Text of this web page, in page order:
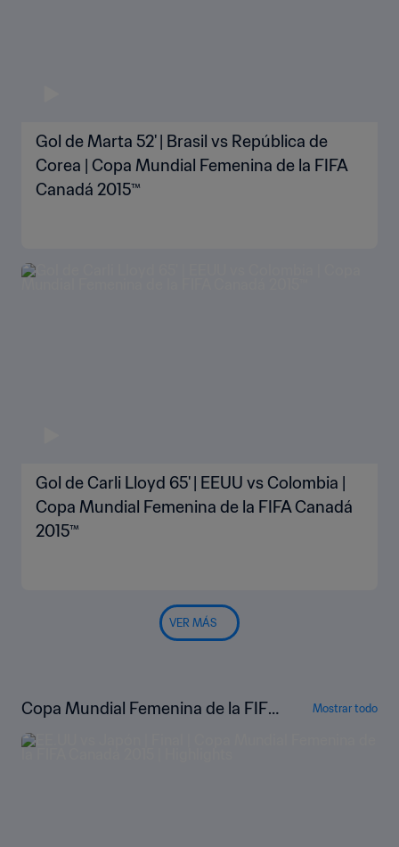
Gol de Marta 52' | Brasil vs República de
Corea | Copa Mundial Femenina de la FIFA
Canadá 2015™
Gol de Carli Lloyd 65' | EEUU vs Colombia |
Copa Mundial Femenina de la FIFA Canadá
2015™
VER MÁS
Copa Mundial Femenina de la FIFA
Canadá 2015™ | Highlights
Mostrar todo